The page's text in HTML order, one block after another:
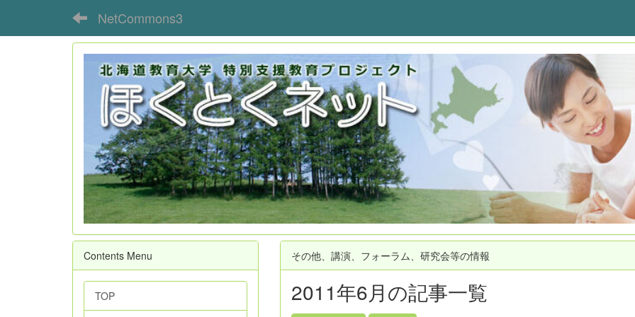
NetCommons3
その他、講演、フォーラム、研究会等の情報
2011年6月の記事一覧
Contents Menu
TOP